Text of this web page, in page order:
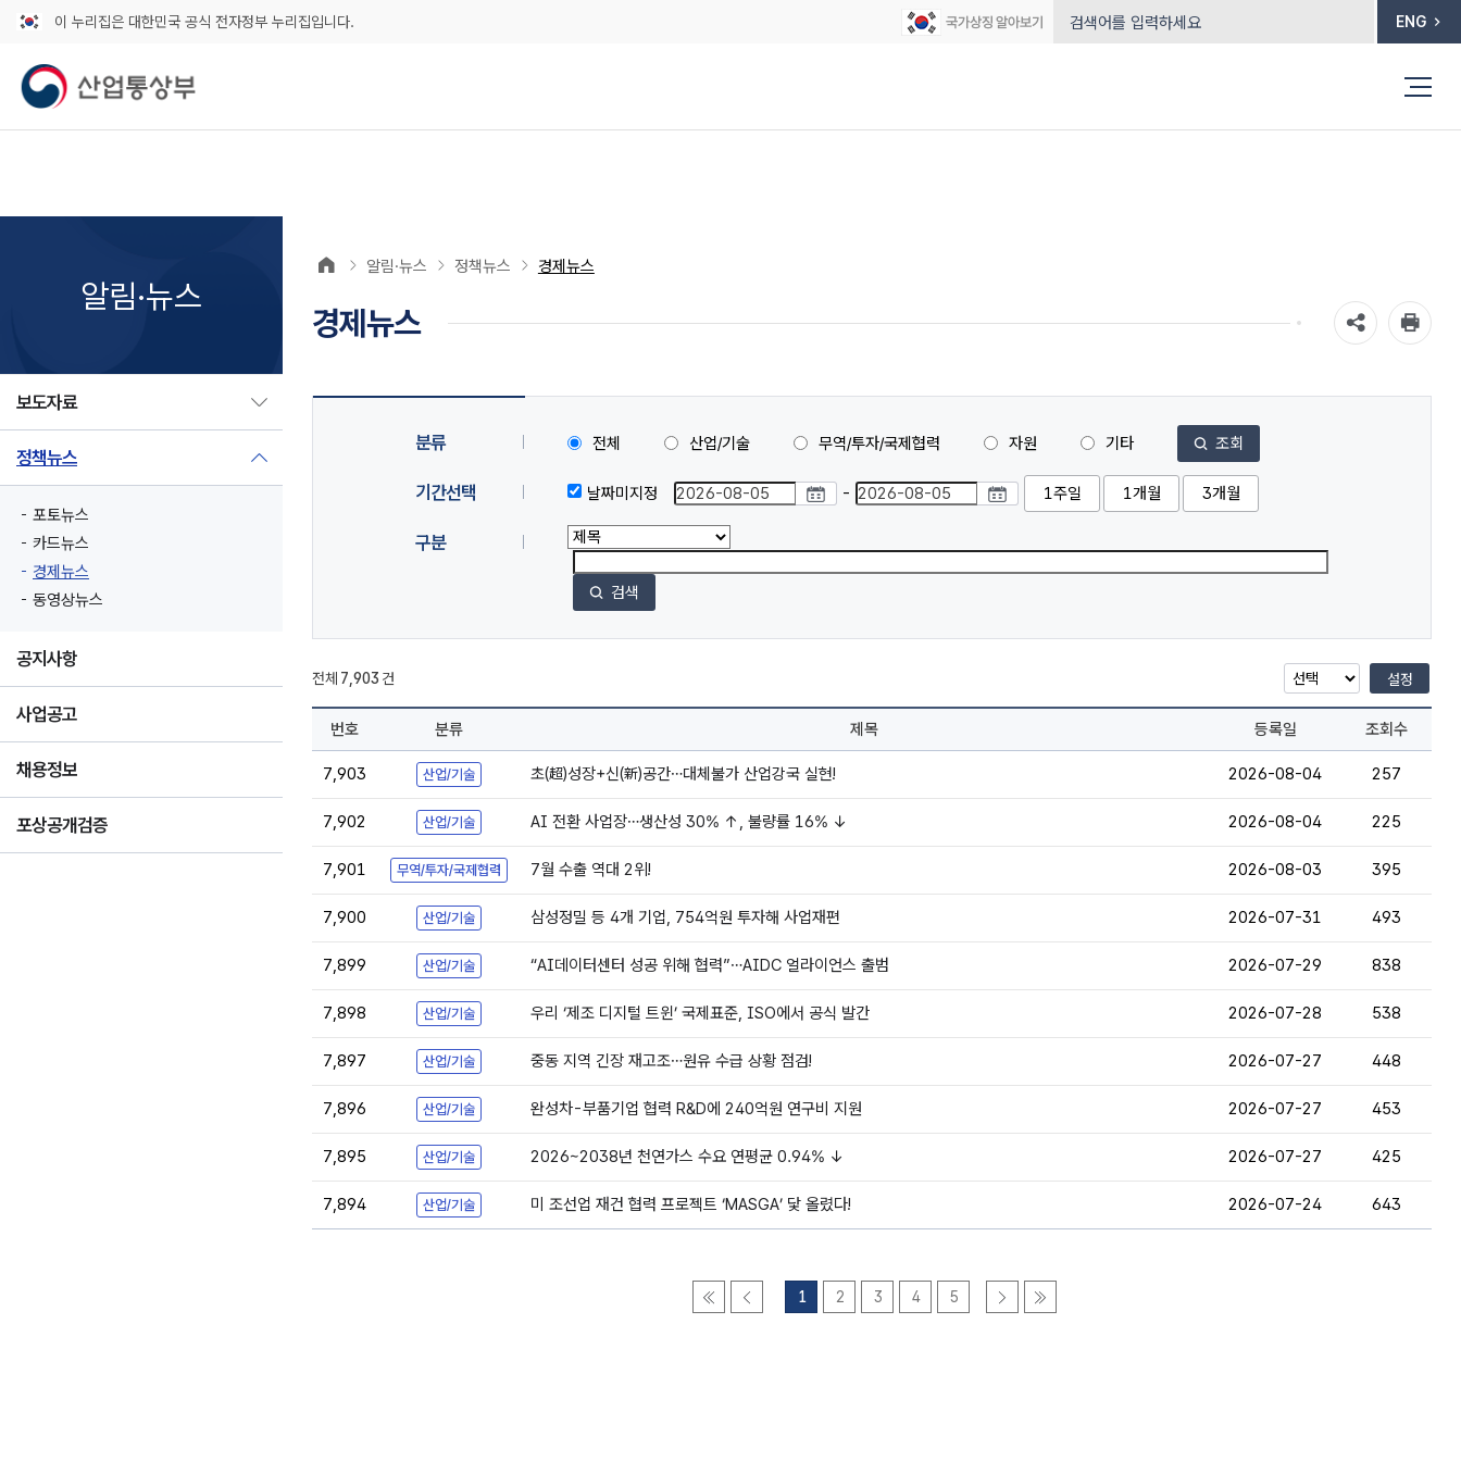
이 누리집은 대한민국 공식 전자정부 누리집입니다. ENG
알림·뉴스
보도자료
정책뉴스
포토뉴스
카드뉴스
경제뉴스
동영상뉴스
공지사항
사업공고
채용정보
포상공개검증
알림·뉴스 정책뉴스 경제뉴스
경제뉴스
분류 전체 산업/기술 무역/투자/국제협력 자원 기타 조회
기간선택 날짜미지정 - 1주일 1개월 3개월
구분
검색
전체 7,903 건 설정
번호 분류 제목 등록일 조회수
7,903 산업/기술 초(超)성장+신(新)공간…대체불가 산업강국 실현! 2026-08-04 257
7,902 산업/기술 AI 전환 사업장…생산성 30% ↑, 불량률 16% ↓ 2026-08-04 225
7,901 무역/투자/국제협력 7월 수출 역대 2위! 2026-08-03 395
7,900 산업/기술 삼성정밀 등 4개 기업, 754억원 투자해 사업재편 2026-07-31 493
7,899 산업/기술 “AI데이터센터 성공 위해 협력”…AIDC 얼라이언스 출범 2026-07-29 838
7,898 산업/기술 우리 ‘제조 디지털 트윈’ 국제표준, ISO에서 공식 발간 2026-07-28 538
7,897 산업/기술 중동 지역 긴장 재고조…원유 수급 상황 점검! 2026-07-27 448
7,896 산업/기술 완성차-부품기업 협력 R&D에 240억원 연구비 지원 2026-07-27 453
7,895 산업/기술 2026~2038년 천연가스 수요 연평균 0.94% ↓ 2026-07-27 425
7,894 산업/기술 미 조선업 재건 협력 프로젝트 ‘MASGA’ 닻 올렸다! 2026-07-24 643
1 2 3 4 5